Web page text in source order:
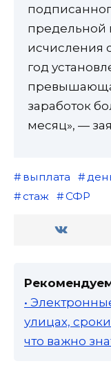
предельной
исчисления
год
заработок
месяц», —
выплата
стаж
СФР
•
улицах,
что важно